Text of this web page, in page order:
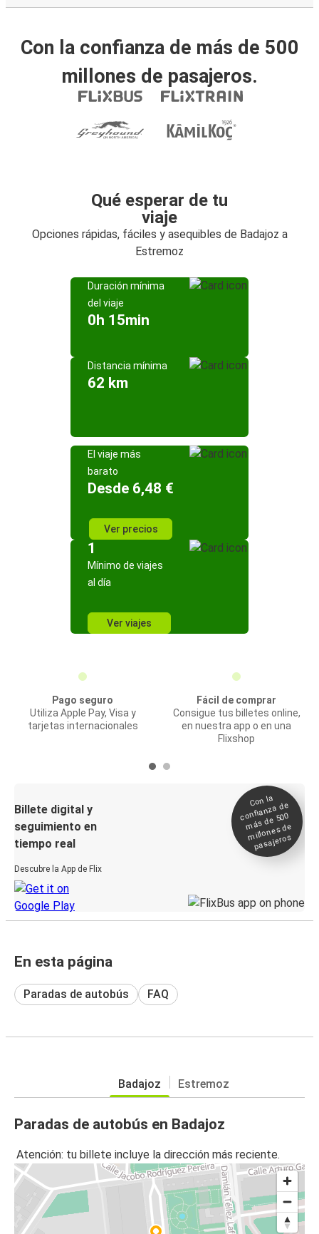
Con la confianza de más de 500
millones de pasajeros.
Qué esperar de tu
viaje
Opciones rápidas, fáciles y asequibles de Badajoz a
Estremoz
Duración mínima
del viaje
0h 15min
Distancia mínima
62 km
El viaje más
barato
Desde 6,48 €
Ver precios
1
Mínimo de viajes
al día
Ver viajes
Pago seguro
Utiliza Apple Pay, Visa y
tarjetas internacionales
Fácil de comprar
Consigue tus billetes online,
en nuestra app o en una
Flixshop
Billete digital y
seguimiento en
tiempo real
Descubre la App de Flix
Con la
confianza de
más de 500
millones de
pasajeros
En esta página
Paradas de autobús FAQ
Badajoz Estremoz
Paradas de autobús en Badajoz
Atención: tu billete incluye la dirección más reciente.